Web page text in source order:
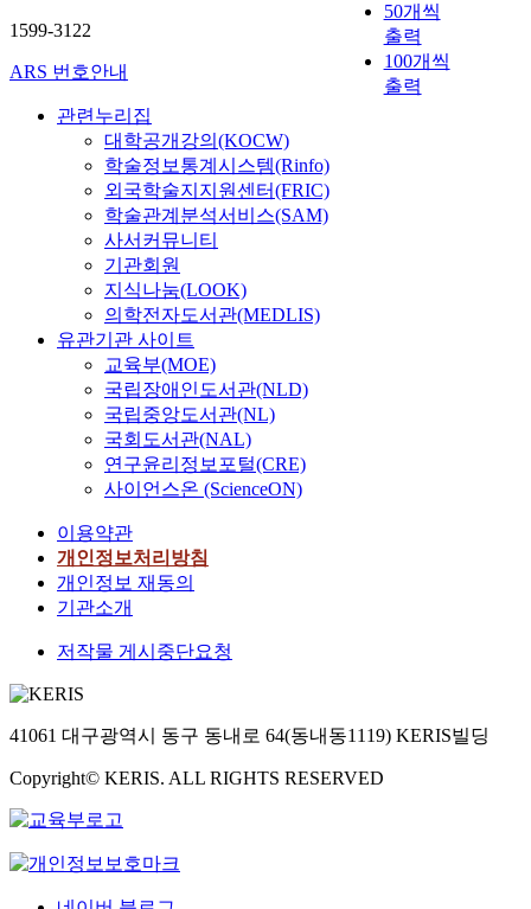
50개씩
출력
100개씩
출력
1599-3122
ARS 번호안내
관련누리집
대학공개강의(KOCW)
학술정보통계시스템(Rinfo)
외국학술지지원센터(FRIC)
학술관계분석서비스(SAM)
사서커뮤니티
기관회원
지식나눔(LOOK)
의학전자도서관(MEDLIS)
유관기관 사이트
교육부(MOE)
국립장애인도서관(NLD)
국립중앙도서관(NL)
국회도서관(NAL)
연구윤리정보포털(CRE)
사이언스온 (ScienceON)
이용약관
개인정보처리방침
개인정보 재동의
기관소개
저작물 게시중단요청
41061 대구광역시 동구 동내로 64(동내동1119) KERIS빌딩
Copyright© KERIS. ALL RIGHTS RESERVED